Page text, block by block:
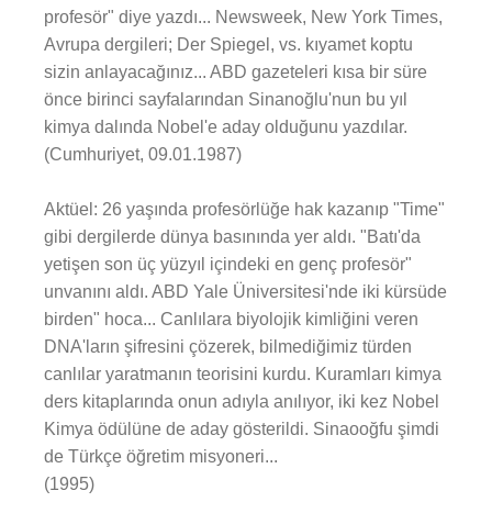
profesör" diye yazdı... Newsweek, New York Times,
Avrupa dergileri; Der Spiegel, vs. kıyamet koptu
sizin anlayacağınız... ABD gazeteleri kısa bir süre
önce birinci sayfalarından Sinanoğlu'nun bu yıl
kimya dalında Nobel'e aday olduğunu yazdılar.
(Cumhuriyet, 09.01.1987)
Aktüel: 26 yaşında profesörlüğe hak kazanıp "Time"
gibi dergilerde dünya basınında yer aldı. "Batı'da
yetişen son üç yüzyıl içindeki en genç profesör"
unvanını aldı. ABD Yale Üniversitesi'nde iki kürsüde
birden" hoca... Canlılara biyolojik kimliğini veren
DNA'ların şifresini çözerek, bilmediğimiz türden
canlılar yaratmanın teorisini kurdu. Kuramları kimya
ders kitaplarında onun adıyla anılıyor, iki kez Nobel
Kimya ödülüne de aday gösterildi. Sinaooğfu şimdi
de Türkçe öğretim misyoneri...
(1995)